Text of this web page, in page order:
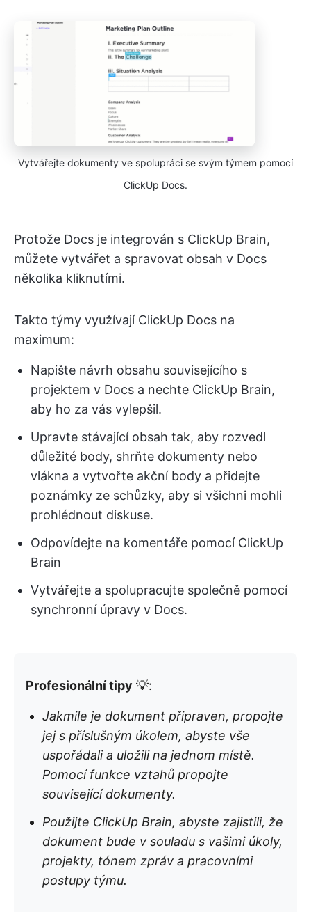
Vytvářejte dokumenty ve spolupráci se svým týmem pomocí
ClickUp Docs.
Protože Docs je integrován s ClickUp Brain,
můžete vytvářet a spravovat obsah v Docs
několika kliknutími.
Takto týmy využívají ClickUp Docs na
maximum:
Napište návrh obsahu souvisejícího s
projektem v Docs a nechte ClickUp Brain,
aby ho za vás vylepšil.
Upravte stávající obsah tak, aby rozvedl
důležité body, shrňte dokumenty nebo
vlákna a vytvořte akční body a přidejte
poznámky ze schůzky, aby si všichni mohli
prohlédnout diskuse.
Odpovídejte na komentáře pomocí ClickUp
Brain
Vytvářejte a spolupracujte společně pomocí
synchronní úpravy v Docs.
Profesionální tipy 💡:
Jakmile je dokument připraven, propojte
jej s příslušným úkolem, abyste vše
uspořádali a uložili na jednom místě.
Pomocí funkce vztahů propojte
související dokumenty.
Použijte ClickUp Brain, abyste zajistili, že
dokument bude v souladu s vašimi úkoly,
projekty, tónem zpráv a pracovními
postupy týmu.